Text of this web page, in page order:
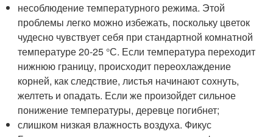
несоблюдение температурного режима. Этой
проблемы легко можно избежать, поскольку цветок
чудесно чувствует себя при стандартной комнатной
температуре 20-25 °С. Если температура переходит
нижнюю границу, происходит переохлаждение
корней, как следствие, листья начинают сохнуть,
желтеть и опадать. Если же произойдет сильное
понижение температуры, деревце погибнет;
слишком низкая влажность воздуха. Фикус